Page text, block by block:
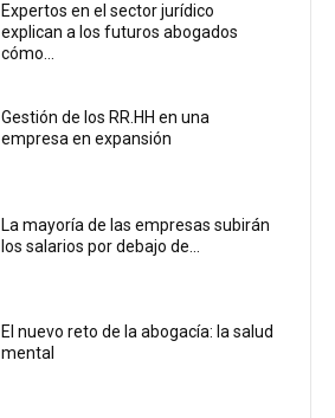
Expertos en el sector jurídico
explican a los futuros abogados
cómo...
Gestión de los RR.HH en una
empresa en expansión
La mayoría de las empresas subirán
los salarios por debajo de...
El nuevo reto de la abogacía: la salud
mental